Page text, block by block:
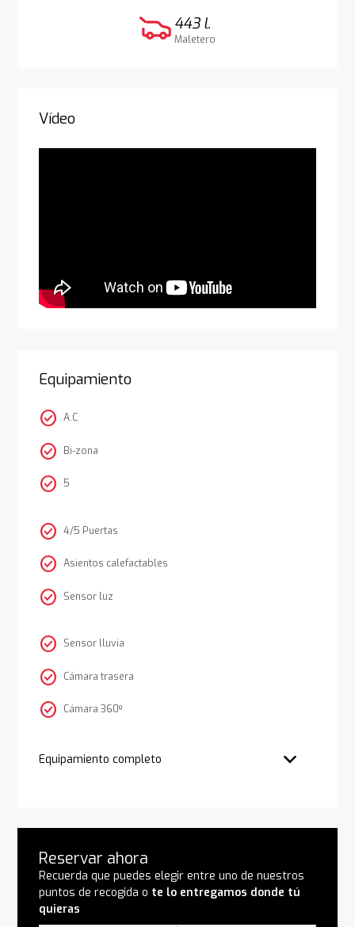
443 l.
Maletero
Vídeo
Equipamiento
check_circle A.C
check_circle Bi-zona
check_circle 5
check_circle 4/5 Puertas
check_circle Asientos calefactables
check_circle Sensor luz
check_circle Sensor lluvia
check_circle Cámara trasera
check_circle Cámara 360º
Equipamiento completo
Reservar ahora
Recuerda que puedes elegir entre uno de nuestros
puntos de recogida o te lo entregamos donde tú
quieras